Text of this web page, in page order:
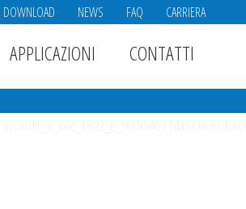
DOWNLOAD NEWS FAQ CARRIERA
APPLICAZIONI CONTATTI